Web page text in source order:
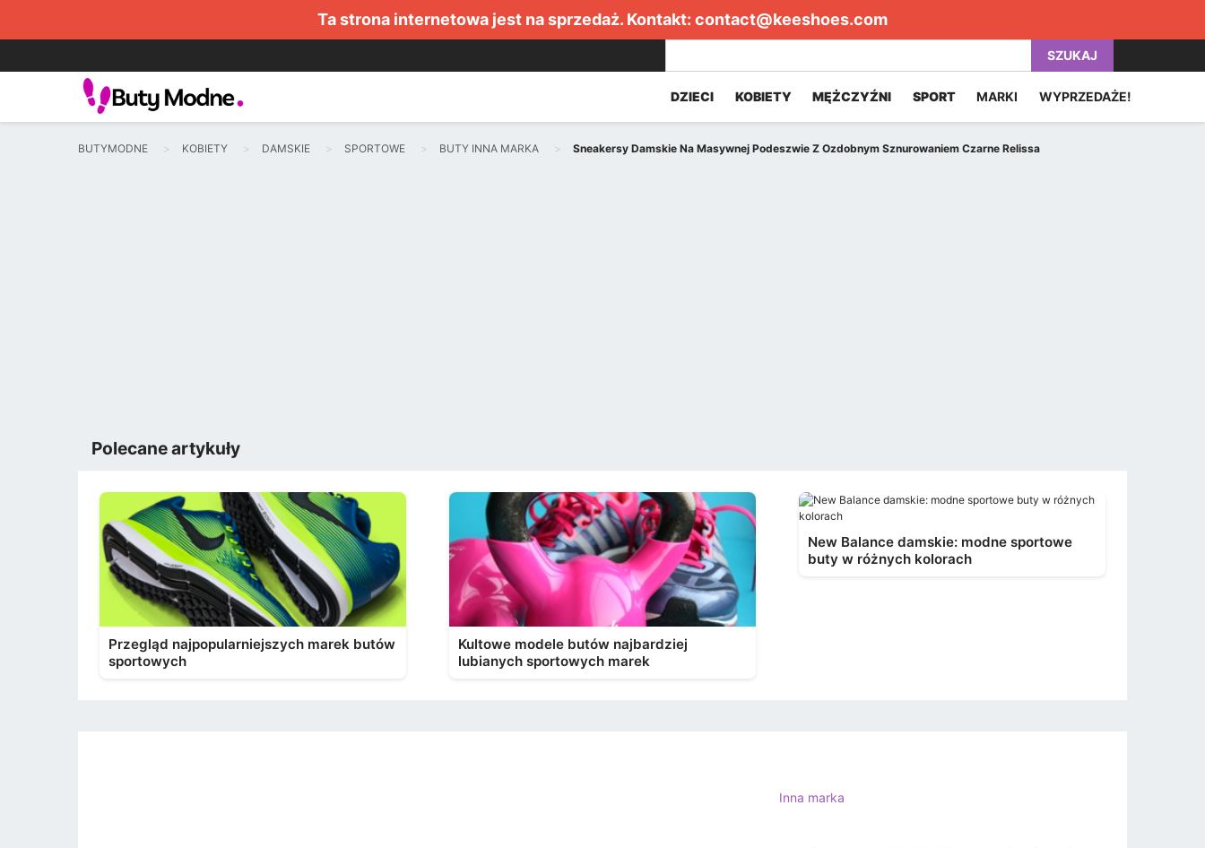
Ta strona internetowa jest na sprzedaż. Kontakt: contact@keeshoes.com
SZUKAJ
DZIECI KOBIETY MĘŻCZYŹNI SPORT MARKI WYPRZEDAŻE!
BUTYMODNE KOBIETY DAMSKIE SPORTOWE BUTY INNA MARKA Sneakersy Damskie Na Masywnej Podeszwie Z Ozdobnym Sznurowaniem Czarne Relissa
Polecane artykuły
Przegląd najpopularniejszych marek butów
sportowych
Kultowe modele butów najbardziej
lubianych sportowych marek
New Balance damskie: modne sportowe
buty w różnych kolorach
Inna marka